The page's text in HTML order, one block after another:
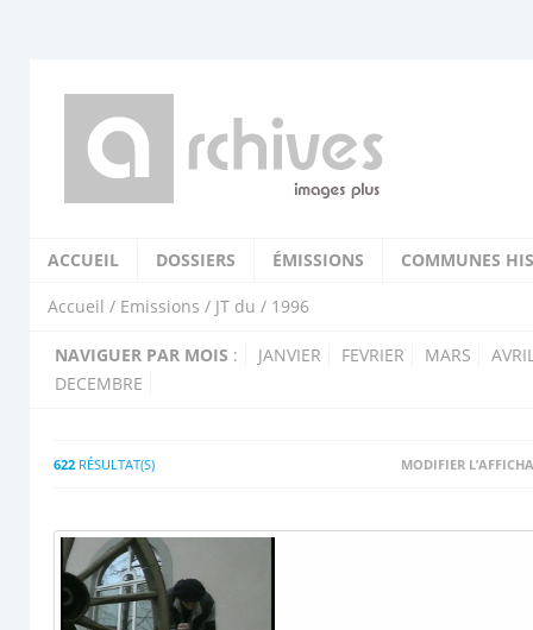
ACCUEIL DOSSIERS ÉMISSIONS COMMUNES
Accueil / Emissions / JT du / 1996
NAVIGUER PAR MOIS : JANVIER FEVRIER MARS
DECEMBRE
622 RÉSULTAT(S) MODIFIER